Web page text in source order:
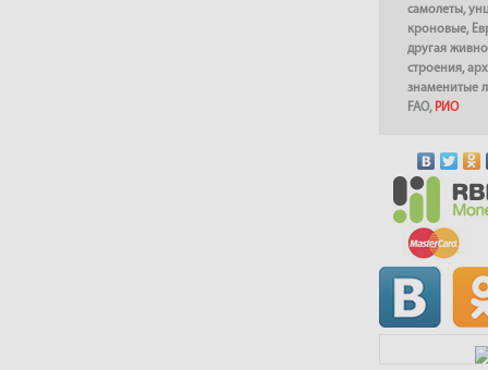
самолеты,
кроновые,
другая
строения,
знаменитые
FAO, РИО